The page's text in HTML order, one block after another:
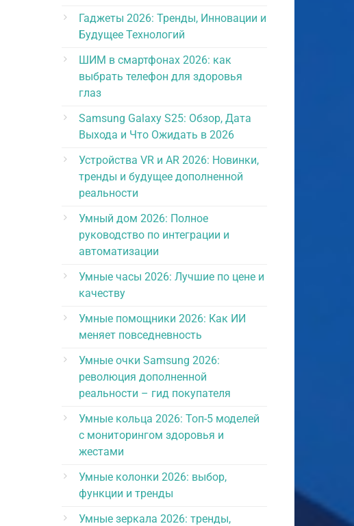
Гаджеты 2026: Тренды, Инновации и
Будущее Технологий
ШИМ в смартфонах 2026: как
выбрать телефон для здоровья
глаз
Samsung Galaxy S25: Обзор, Дата
Выхода и Что Ожидать в 2026
Устройства VR и AR 2026: Новинки,
тренды и будущее дополненной
реальности
Умный дом 2026: Полное
руководство по интеграции и
автоматизации
Умные часы 2026: Лучшие по цене и
качеству
Умные помощники 2026: Как ИИ
меняет повседневность
Умные очки Samsung 2026:
революция дополненной
реальности – гид покупателя
Умные кольца 2026: Топ-5 моделей
с мониторингом здоровья и
жестами
Умные колонки 2026: выбор,
функции и тренды
Умные зеркала 2026: тренды,